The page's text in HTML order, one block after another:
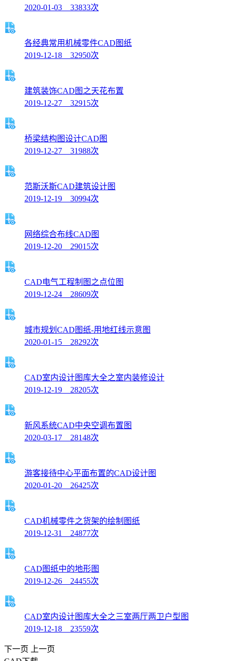
2020-01-03 33833次
各经典常用机械零件CAD图纸
2019-12-18 32950次
建筑装饰CAD图之天花布置
2019-12-27 32915次
桥梁结构图设计CAD图
2019-12-27 31988次
范斯沃斯CAD建筑设计图
2019-12-19 30994次
网络综合布线CAD图
2019-12-20 29015次
CAD电气工程制图之点位图
2019-12-24 28609次
城市规划CAD图纸-用地红线示意图
2020-01-15 28292次
CAD室内设计图库大全之室内装修设计
2019-12-19 28205次
新风系统CAD中央空调布置图
2020-03-17 28148次
游客接待中心平面布置的CAD设计图
2020-01-20 26425次
CAD机械零件之货架的绘制图纸
2019-12-31 24877次
CAD图纸中的地形图
2019-12-26 24455次
CAD室内设计图库大全之三室两厅两卫户型图
2019-12-18 23559次
下一页
上一页